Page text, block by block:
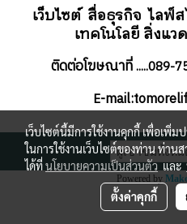
เว็บไซต์ สื่อธุรกิจไลฟ์
เทคโนโลยี สิ่งแ
ติดต่อโฆษณาที่.....089-
E-
ผู้เข้าชมทั้งห
Powered by
เว็บไซต์นี้มีการใช้งานคุกกี้ เพื่อเพิ่
ในการใช้งานเว็บไซต์ของท่าน ท่าน
ได้ที่นโยบายความเป็นส่วนตัวและ
ตั้งค่าคุกกี้